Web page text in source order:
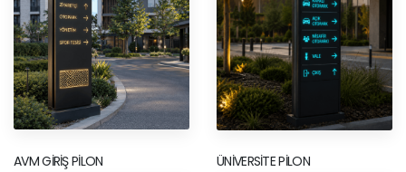
AVM GIRIŞ PILON ÜNIVERSITE PILON